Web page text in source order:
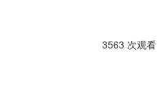
3563 次观看